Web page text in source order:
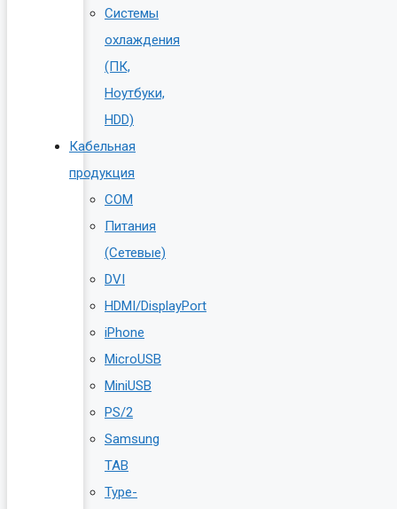
Системы
охлаждения
(ПК,
Ноутбуки,
HDD)
Кабельная
продукция
COM
Питания
(Сетевые)
DVI
HDMI/DisplayPort
iPhone
MicroUSB
MiniUSB
PS/2
Samsung
TAB
Type-